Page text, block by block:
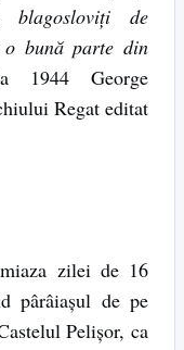
de
bună parte din
1944 George
Regat editat
zilei de 16
pârâiaşul de pe
Pelişor, ca